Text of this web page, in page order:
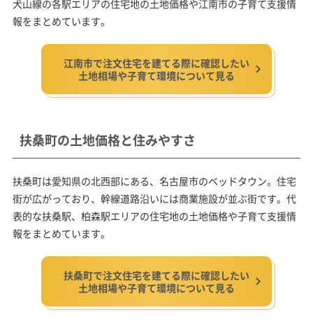
犬山線の各駅エリアの住宅地の土地価格や江南市の子育て支援情
報をまとめています。
江南市で注文住宅を建てる際に確認したい
土地相場や子育て環境について見る
扶桑町の土地価格と住みやすさ
扶桑町は愛知県の北西部にある、名古屋市のベッドタウン。住宅
街が広がっており、幹線道路沿いには商業施設が並ぶ街です。代
表的な扶桑駅、柏森駅エリアの住宅地の土地価格や子育て支援情
報をまとめています。
扶桑町で注文住宅を建てる際に確認したい
土地相場や子育て環境について見る